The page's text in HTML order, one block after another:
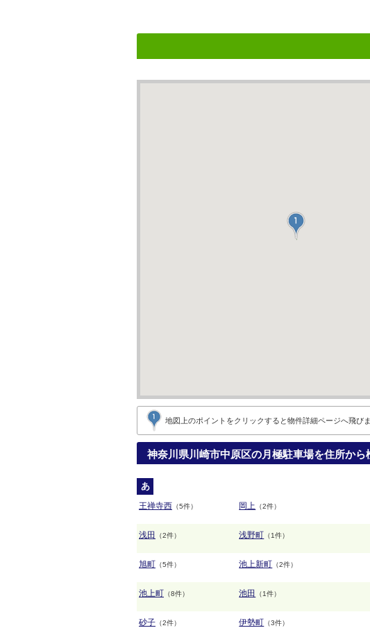
地図上のポイントをクリックすると物件詳細ページへ飛びま
神奈川県川崎市中原区の月極駐車場を住所から
あ
王禅寺西 （5件） 岡上 （2件）
浅田 （2件） 浅野町 （1件）
旭町 （5件） 池上新町 （2件）
池上町 （8件） 池田 （1件）
砂子 （2件） 伊勢町 （3件）